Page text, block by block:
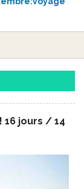
16 jours / 14